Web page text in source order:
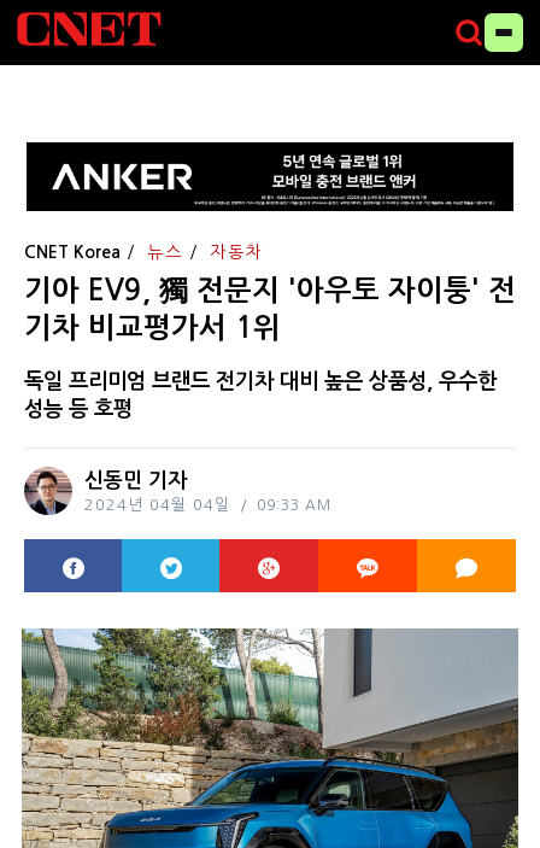
CNET Korea 뉴스 자동차
기아 EV9, 獨 전문지 '아우토 자이퉁' 전
기차 비교평가서 1위
독일 프리미엄 브랜드 전기차 대비 높은 상품성, 우수한
성능 등 호평
신동민 기자
2024년 04월 04일 09:33 AM